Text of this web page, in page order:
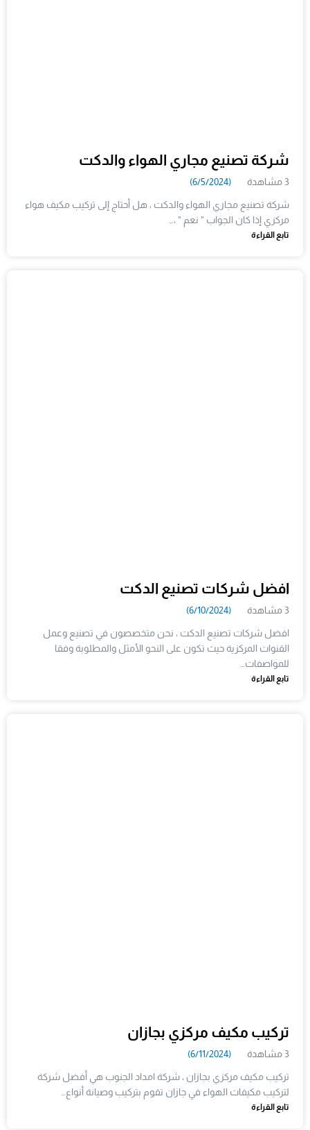
شركة تصنيع مجاري الهواء والدكت
3 مشاهدة (6/5/2024)
شركة تصنيع مجاري الهواء والدكت ، هل أحتاج إلى تركيب مكيف هواء
مركزي إذا كان الجواب " نعم " ،…
تابع القراءة
افضل شركات تصنيع الدكت
3 مشاهدة (6/10/2024)
افضل شركات تصنيع الدكت ، نحن متخصصون في تصنيع وعمل
القنوات المركزية حيث تكون على النحو الأمثل والمطلوبة وفقا
للمواصفات…
تابع القراءة
تركيب مكيف مركزي بجازان
3 مشاهدة (6/11/2024)
تركيب مكيف مركزي بجازان ، شركة امداد الجنوب هي أفضل شركة
لتركيب مكيفات الهواء في جازان تقوم بتركيب وصيانة أنواع…
تابع القراءة